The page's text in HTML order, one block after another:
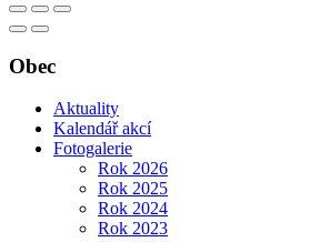
Obec
Aktuality
Kalendář akcí
Fotogalerie
Rok 2026
Rok 2025
Rok 2024
Rok 2023